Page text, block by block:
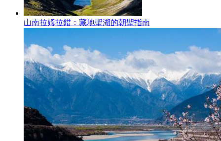
山南拉姆拉錯：藏地聖湖的朝聖指南